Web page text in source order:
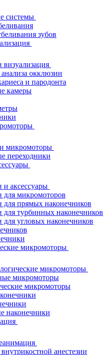
системы
зубов
визуализация
окклюзии
и пародонта
камеры
микромоторы
переходники
и аксессуары
для микромоторов
для прямых наконечников
для турбинных наконечников
для угловых наконечников
микромоторы
микромоторы
микромоторы
микромоторы
наконечники
анестезии